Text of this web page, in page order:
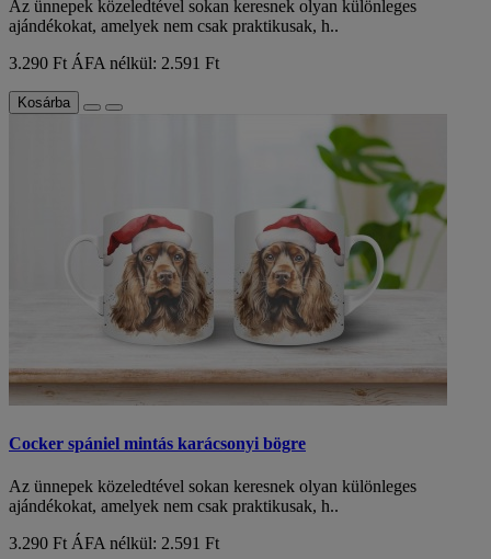
Az ünnepek közeledtével sokan keresnek olyan különleges
ajándékokat, amelyek nem csak praktikusak, h..
3.290 Ft ÁFA nélkül: 2.591 Ft
Kosárba
Cocker spániel mintás karácsonyi bögre
Az ünnepek közeledtével sokan keresnek olyan különleges
ajándékokat, amelyek nem csak praktikusak, h..
3.290 Ft ÁFA nélkül: 2.591 Ft